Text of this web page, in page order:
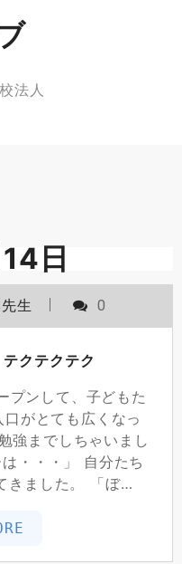
法人
日
生 0
クテクテク
プンして、子どもた
がとても広くなっ
強までしちゃいまし
・・・」 自分たち
きました。 「ぼ…